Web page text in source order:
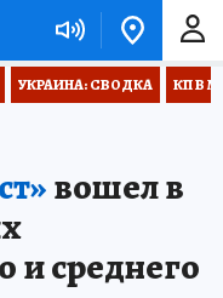
УКРАИНА: СВОДКА КП В
вошел в
и среднего